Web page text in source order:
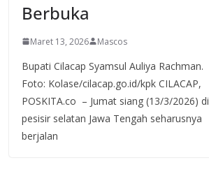
Berbuka
Maret 13, 2026 Mascos
Bupati Cilacap Syamsul Auliya Rachman.
Foto: Kolase/cilacap.go.id/kpk CILACAP,
POSKITA.co – Jumat siang (13/3/2026) di
pesisir selatan Jawa Tengah seharusnya
berjalan